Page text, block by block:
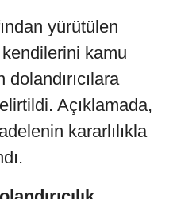
yürütülen
kamu
Açıklamada,
kararlılıkla